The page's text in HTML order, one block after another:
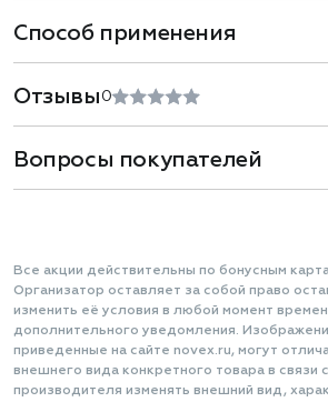
Способ применения
Отзывы 0
Вопросы покупателей
Все акции действительны по бонусным
Организатор оставляет за собой право
изменить её условия в любой момент
дополнительного уведомления.
приведенные на сайте novex.ru, могут
внешнего вида конкретного товара в связи
производителя изменять внешний вид,